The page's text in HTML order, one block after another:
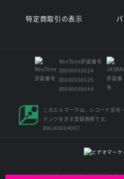
特定商取引の表示
NexTone許諾番号
ID000003024
ID000008626
ID000008644
このエルマークは、レコード会社
テンツを示す登録商標です。
RIAJ40004007
Copyright © Kansai Television Co.